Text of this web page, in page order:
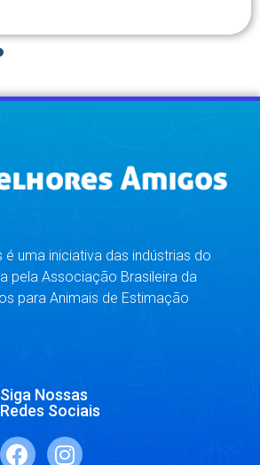
é uma iniciativa das indústrias do
pela Associação Brasileira da
para Animais de Estimação
Siga Nossas
Redes Sociais